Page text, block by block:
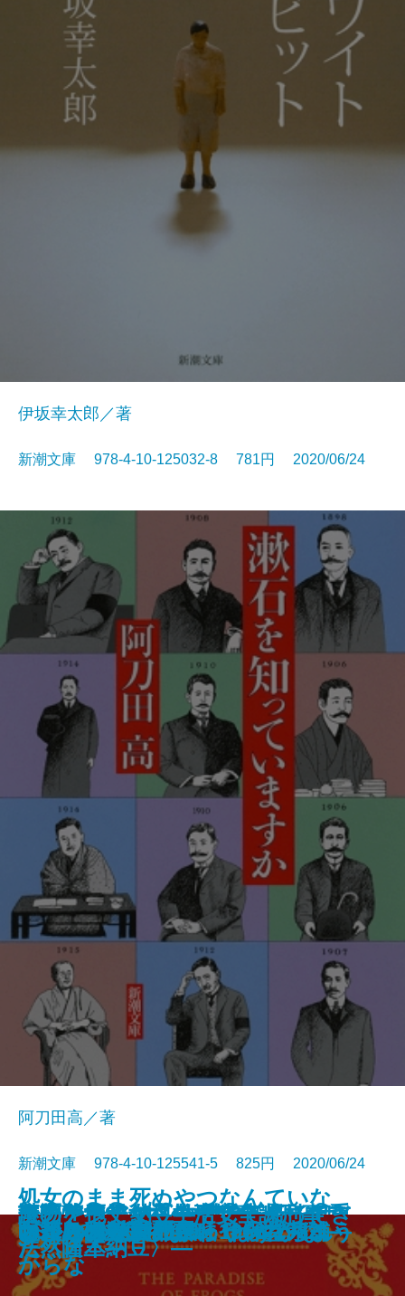
ケーキ王子の名推理(スペシャリ
テ)5
奇譚蒐集録―北の大地のイコンヌ
ㇷ゚―
カレーライス―教室で出会った重
松清―
君が夏を走らせる
太陽と乙女
鳥類学者だからって、鳥が好きだ
と思うなよ。
深夜特急1―香港・マカオ―
深夜特急2―マレー半島・シンガ
ポール―
ホワイトラビット
伊坂幸太郎／著
新潮文庫 978-4-10-125032-8 781円 2020/06/24
漱石を知っていますか
阿刀田高／著
新潮文庫 978-4-10-125541-5 825円 2020/06/24
カエルの楽園2020
ブルックリン・フォリーズ
さよなら世界の終わり
処女のまま死ぬやつなんていな
い、みんな世の中にやられちまう
からな
呪殺島の殺人
つかこうへい正伝－1968-1982－
1ミリの後悔もない、はずがない
お茶の味―京都寺町 一保堂茶舖―
謎のアジア納豆―そして帰ってき
た〈日本納豆〉―
魔物を抱く女―生活安全課刑事・
法然隆三―